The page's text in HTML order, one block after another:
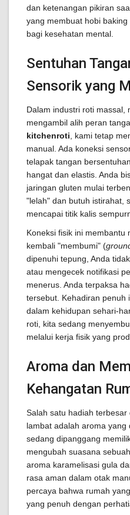
dan ketenangan pikiran
yang membuat hobi
bagi kesehatan mental.
Sentuhan
Sensorik yang
Dalam industri roti massal,
mengambil alih peran
kitchenroti , kami tetap
manual. Ada koneksi
telapak tangan
hangat dan elastis. Anda
jaringan gluten mulai
"lelah" dan butuh istirahat,
mencapai titik kalis
Koneksi fisik ini membantu
kembali "membumi" (
dipenuhi tepung, Anda
atau mengecek notifikasi
menerus. Anda terpaksa
tersebut. Kehadiran penuh
dalam kehidupan sehari-
roti, kita sedang
melalui kerja fisik yang
Aroma dan
Kehangatan
Salah satu hadiah
lambat adalah aroma yang
sedang dipanggang
mengubah suasana
aroma karamelisasi gula
rasa aman dalam otak
percaya bahwa rumah
yang penuh dengan